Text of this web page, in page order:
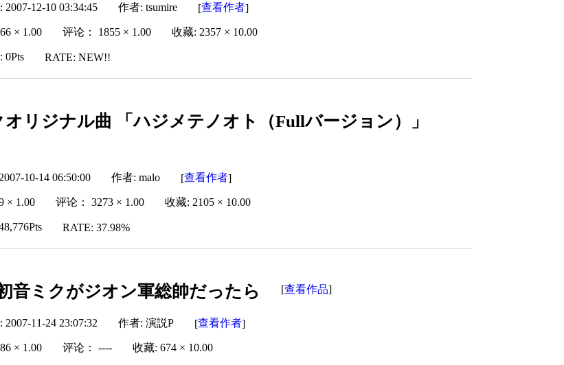
12-10 03:34:45 作者: tsumire [查看作者]
× 1.00 评论： 1855 × 1.00 收藏: 2357 × 10.00
0Pts RATE: NEW!!
リジナル曲 「ハジメテノオト（Fullバージョン）」
10-14 06:50:00 作者: malo [查看作者]
× 1.00 评论： 3273 × 1.00 收藏: 2105 × 10.00
RATE: 37.98%
音ミクがジオン軍総帥だったら [查看作品]
11-24 23:07:32 作者: 演説P [查看作者]
× 1.00 评论： ---- 收藏: 674 × 10.00